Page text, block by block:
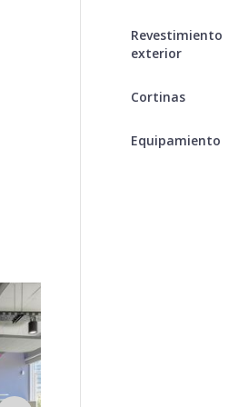
Revestimiento
exterior
Cortinas
Equipamiento